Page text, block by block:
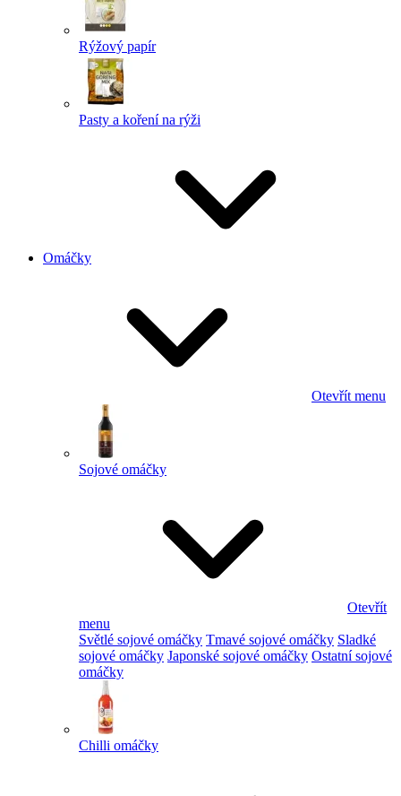
Rýžový papír
Pasty a koření na rýži
Omáčky
Otevřít menu
Sojové omáčky
Otevřít
menu
Světlé sojové omáčky Tmavé sojové omáčky Sladké
sojové omáčky Japonské sojové omáčky Ostatní sojové
omáčky
Chilli omáčky